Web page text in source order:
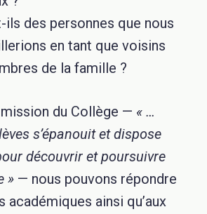
ils des personnes que nous
en tant que voisins
de la famille ?
du Collège — « …
s’épanouit et dispose
découvrir et poursuivre
» — nous pouvons répondre
académiques ainsi qu’aux